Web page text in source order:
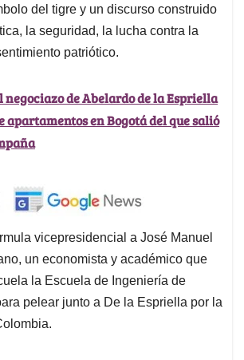
del tigre y un discurso construido
la seguridad, la lucha contra la
patriótico.
negociazo de Abelardo de la Espriella
apartamentos en Bogotá del que salió
vicepresidencial a José Manuel
un economista y académico que
la Escuela de Ingeniería de
pelear junto a De la Espriella por la